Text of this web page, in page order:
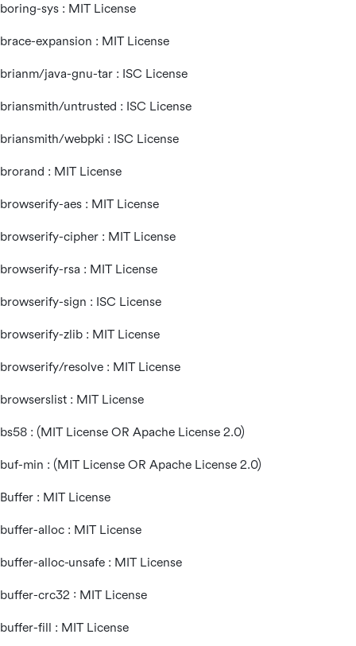
boring-sys : MIT License
brace-expansion : MIT License
brianm/java-gnu-tar : ISC License
briansmith/untrusted : ISC License
briansmith/webpki : ISC License
brorand : MIT License
browserify-aes : MIT License
browserify-cipher : MIT License
browserify-rsa : MIT License
browserify-sign : ISC License
browserify-zlib : MIT License
browserify/resolve : MIT License
browserslist : MIT License
bs58 : (MIT License OR Apache License 2.0)
buf-min : (MIT License OR Apache License 2.0)
Buffer : MIT License
buffer-alloc : MIT License
buffer-alloc-unsafe : MIT License
buffer-crc32 : MIT License
buffer-fill : MIT License